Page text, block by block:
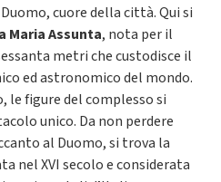
cuore della città. Qui si
Maria Assunta, nota per il
metri che custodisce il
ed astronomico del mondo.
le figure del complesso si
unico. Da non perdere
al Duomo, si trova la
nel XVI secolo e considerata